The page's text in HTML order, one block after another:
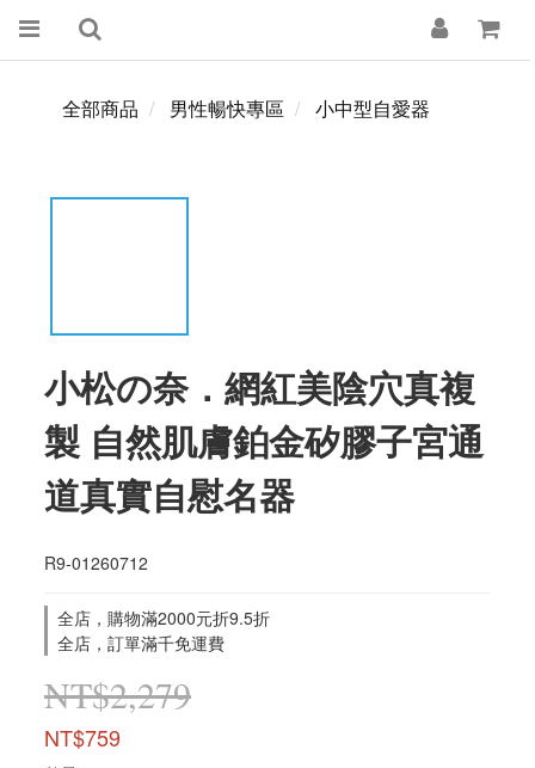
全部商品 男性暢快專區 小中型自愛器
小松の奈．網紅美陰穴真複
製 自然肌膚鉑金矽膠子宮通
道真實自慰名器
R9-01260712
全店，購物滿2000元折9.5折
全店，訂單滿千免運費
NT$2,279
NT$759